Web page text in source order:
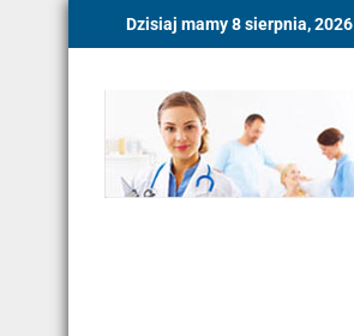
Dzisiaj mamy 8 sierpnia, 2026